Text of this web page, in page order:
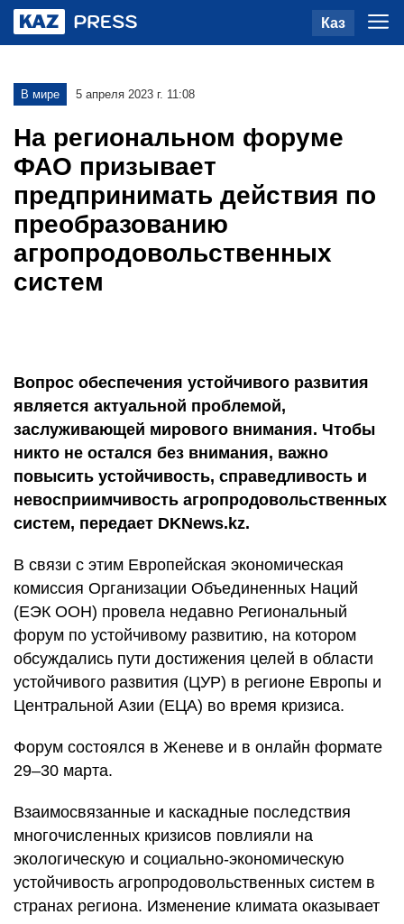
Каз
В мире 5 апреля 2023 г. 11:08
На региональном форуме
ФАО призывает
предпринимать действия по
преобразованию
агропродовольственных
систем
Вопрос обеспечения устойчивого развития
является актуальной проблемой,
заслуживающей мирового внимания. Чтобы
никто не остался без внимания, важно
повысить устойчивость, справедливость и
невосприимчивость агропродовольственных
систем, передает DKNews.kz.
В связи с этим Европейская экономическая
комиссия Организации Объединенных Наций
(ЕЭК ООН) провела недавно Региональный
форум по устойчивому развитию, на котором
обсуждались пути достижения целей в области
устойчивого развития (ЦУР) в регионе Европы и
Центральной Азии (ЕЦА) во время кризиса.
Форум состоялся в Женеве и в онлайн формате
29–30 марта.
Взаимосвязанные и каскадные последствия
многочисленных кризисов повлияли на
экологическую и социально-экономическую
устойчивость агропродовольственных систем в
странах региона. Изменение климата оказывает